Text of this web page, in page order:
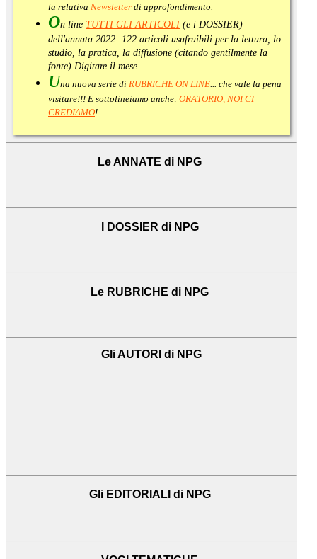
la relativa Newsletter di approfondimento
On line TUTTI GLI ARTICOLI (e i DOSSIER)
dell'annata 2022: 122 articoli usufruibili per la lettura, lo
studio, la pratica, la diffusione (citando gentilmente la
fonte). Digitare il mese.
Una nuova serie di RUBRICHE ON LINE ... che vale la pena
visitare!!! E sottolineiamo anche: ORATORIO, NOI CI
CREDIAMO!
Le ANNATE di NPG
I DOSSIER di NPG
Le RUBRICHE di NPG
Gli AUTORI di NPG
Gli EDITORIALI di NPG